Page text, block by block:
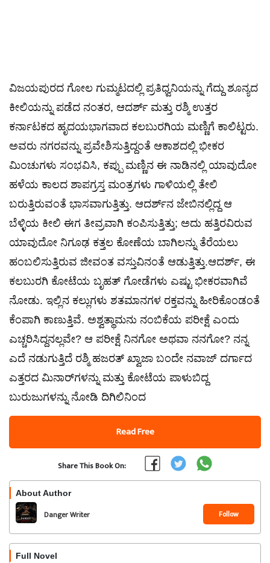
ವಿಜಯಪುರದ ಗೋಲ ಗುಮ್ಮಟದಲ್ಲಿ ಪ್ರತಿಧ್ವನಿಯನ್ನು ಗೆದ್ದು ಶೂನ್ಯದ
ಕೀಲಿಯನ್ನು ಪಡೆದ ನಂತರ, ಆದರ್ಶ್ ಮತ್ತು ರಶ್ಮಿ ಉತ್ತರ
ಕರ್ನಾಟಕದ ಹೃದಯಭಾಗವಾದ ಕಲಬುರಗಿಯ ಮಣ್ಣಿಗೆ ಕಾಲಿಟ್ಟರು.
ಅವರು ನಗರವನ್ನು ಪ್ರವೇಶಿಸುತ್ತಿದ್ದಂತೆ ಆಕಾಶದಲ್ಲಿ ಭೀಕರ
ಮಿಂಚುಗಳು ಸಂಭವಿಸಿ, ಕಪ್ಪು ಮಣ್ಣಿನ ಈ ನಾಡಿನಲ್ಲಿ ಯಾವುದೋ
ಹಳೆಯ ಕಾಲದ ಶಾಪಗ್ರಸ್ತ ಮಂತ್ರಗಳು ಗಾಳಿಯಲ್ಲಿ ತೇಲಿ
ಬರುತ್ತಿರುವಂತೆ ಭಾಸವಾಗುತ್ತಿತ್ತು. ಆದರ್ಶ್‌ನ ಜೇಬಿನಲ್ಲಿದ್ದ ಆ
ಬೆಳ್ಳಿಯ ಕೀಲಿ ಈಗ ತೀವ್ರವಾಗಿ ಕಂಪಿಸುತ್ತಿತ್ತು; ಅದು ಹತ್ತಿರವಿರುವ
ಯಾವುದೋ ನಿಗೂಢ ಕತ್ತಲ ಕೋಣೆಯ ಬಾಗಿಲನ್ನು ತೆರೆಯಲು
ಹಂಬಲಿಸುತ್ತಿರುವ ಜೀವಂತ ವಸ್ತುವಿನಂತೆ ಆಡುತ್ತಿತ್ತು.ಆದರ್ಶ್, ಈ
ಕಲಬುರಗಿ ಕೋಟೆಯ ಬೃಹತ್ ಗೋಡೆಗಳು ಎಷ್ಟು ಭೀಕರವಾಗಿವೆ
ನೋಡು. ಇಲ್ಲಿನ ಕಲ್ಲುಗಳು ಶತಮಾನಗಳ ರಕ್ತವನ್ನು ಹೀರಿಕೊಂಡಂತೆ
ಕೆಂಪಾಗಿ ಕಾಣುತ್ತಿವೆ. ಅಶ್ವತ್ಥಾಮನು ನಂಬಿಕೆಯ ಪರೀಕ್ಷೆ ಎಂದು
ಎಚ್ಚರಿಸಿದ್ದನಲ್ಲವೇ? ಆ ಪರೀಕ್ಷೆ ನಿನಗೋ ಅಥವಾ ನನಗೋ? ನನ್ನ
ಎದೆ ನಡುಗುತ್ತಿದೆ ರಶ್ಮಿ ಹಜರತ್ ಖ್ವಾಜಾ ಬಂದೇ ನವಾಜ್ ದರ್ಗಾದ
ಎತ್ತರದ ಮಿನಾರ್‌ಗಳನ್ನು ಮತ್ತು ಕೋಟೆಯ ಪಾಳುಬಿದ್ದ
ಬುರುಜುಗಳನ್ನು ನೋಡಿ ದಿಗಿಲಿನಿಂದ
Read Free
Share This Book On:
About Author
Danger Writer Follow
Full Novel